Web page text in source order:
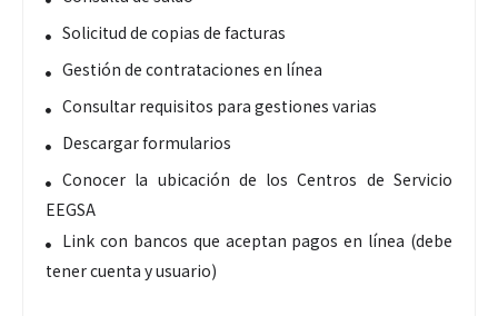
Solicitud de copias de facturas
Gestión de contrataciones en línea
Consultar requisitos para gestiones varias
Descargar formularios
Conocer la ubicación de los Centros de Servicio
EEGSA
Link con bancos que aceptan pagos en línea (debe
tener cuenta y usuario)